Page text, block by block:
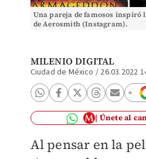
Una pareja de famosos inspiró
de Aerosmith (Instagram).
MILENIO DIGITAL
Ciudad de México / 26.03.2022
Únete al
Al pensar en la